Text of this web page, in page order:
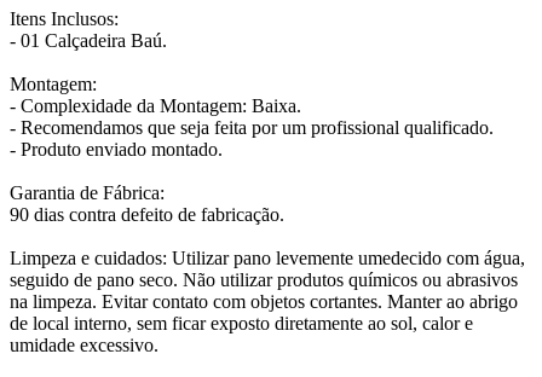
Itens Inclusos:
- 01 Calçadeira Baú.
Montagem:
- Complexidade da Montagem: Baixa.
- Recomendamos que seja feita por um profissional qualificado.
- Produto enviado montado.
Garantia de Fábrica:
90 dias contra defeito de fabricação.
Limpeza e cuidados: Utilizar pano levemente umedecido com água,
seguido de pano seco. Não utilizar produtos químicos ou abrasivos
na limpeza. Evitar contato com objetos cortantes. Manter ao abrigo
de local interno, sem ficar exposto diretamente ao sol, calor e
umidade excessivo.